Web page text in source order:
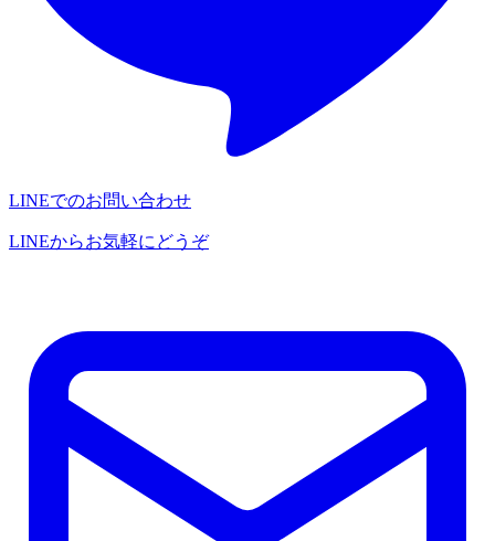
LINEでのお問い合わせ
LINEからお気軽にどうぞ